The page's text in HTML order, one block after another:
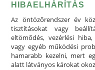
HIBAELHÁRÍTÁS
Az öntözőrendszer év
tisztításokat vagy
eltömődés, vezérlési
vagy egyéb működési
hamarabb kezelni, mert
alatt látványos károkat